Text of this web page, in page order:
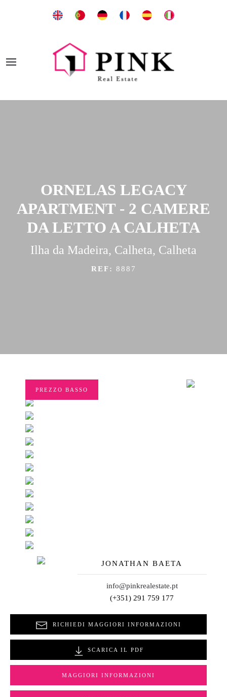
ORNELAS LEGACY
APARTMENT - 2 CAMERE
DA LETTO A CALHETA
Ilha da Madeira, Calheta, Calheta
REF: 8887
PREZZO BASSO
JONATHAN BAETA
info@pinkrealestate.pt
(+351) 291 759 177
RICHIEDI MAGGIORI INFORMAZIONI
SCARICA IL PDF
MAGGIORI INFORMAZIONI